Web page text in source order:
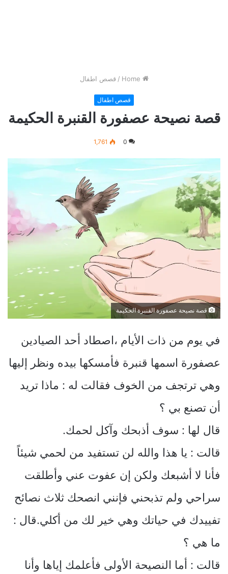
/ قصص اطفال
قصص اطفال
قصة نصيحة عصفورة القنبرة الحكيمة
0
1,761
قصة نصيحة عصفورة القنبرة الحكيمة
في يوم من ذات الأيام ،اصطاد أحد الصيادين
عصفورة اسمها قنبرة فأمسكها بيده ونظر إليها
وهي ترتجف من الخوف فقالت له : ماذا تريد
أن تصنع بي ؟
قال لها : سوف أذبحك وآكل لحمك.
قالت : يا هذا والله لن تستفيد من لحمي شيئاً
فأنا لا أشبعك ولكن إن عفوت عني وأطلقت
سراحي ولم تذبحني فإنني انصحك ثلاث نصائح
تفييدك في حياتك وهي خير لك من أكلي.قال :
ما هي ؟
قالت : أما النصيحة الأولى فأعلمك إياها وأنا